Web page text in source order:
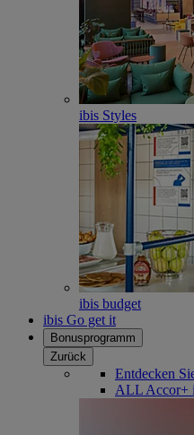
ibis Styles
ibis budget
ibis Go get it
Bonusprogramm
Zurück
Entdecken
ALL Accor+